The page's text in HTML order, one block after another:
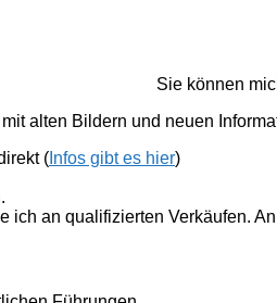
Sie können
alten Bildern und neuen
( Infos gibt es hier)
ich an qualifizierten Verkäufen.